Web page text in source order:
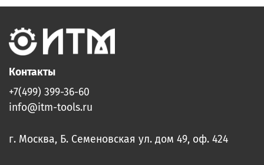
Контакты
+7(499) 399-36-60
info@itm-tools.ru
г. Москва, Б. Семеновская ул. дом 49, оф. 424